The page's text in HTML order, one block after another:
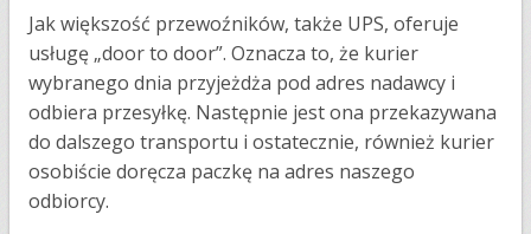
Jak większość przewoźników, także UPS, oferuje
usługę „door to door”. Oznacza to, że kurier
wybranego dnia przyjeżdża pod adres nadawcy i
odbiera przesyłkę. Następnie jest ona przekazywana
do dalszego transportu i ostatecznie, również kurier
osobiście doręcza paczkę na adres naszego
odbiorcy.